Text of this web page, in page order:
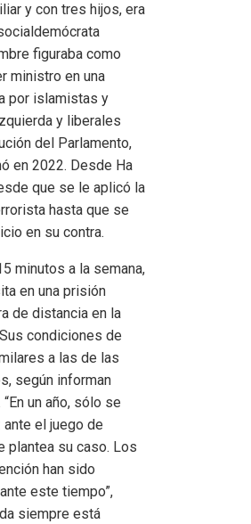
y con tres hijos, era
figuraba como
ministro en una
por islamistas y
y liberales
del Parlamento,
en 2022. Desde Ha
que se le aplicó la
hasta que se
en su contra.
minutos a la semana,
en una prisión
de distancia en la
condiciones de
a las de las
según informan
un año, sólo se
el juego de
plantea su caso. Los
han sido
este tiempo”,
siempre está